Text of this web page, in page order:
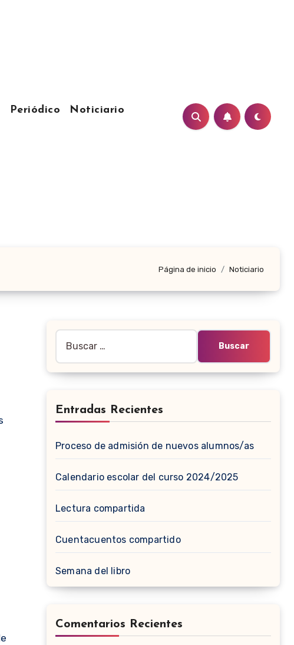
Periódico
Noticiario
Página de inicio Noticiario
Entradas Recientes
Proceso de admisión de nuevos alumnos/as
Calendario escolar del curso 2024/2025
Lectura compartida
Cuentacuentos compartido
Semana del libro
Comentarios Recientes